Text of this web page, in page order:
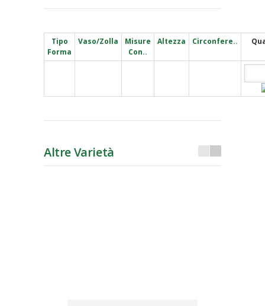
Tipo
Forma
Vaso/Zolla
Misure
Con..
Altezza Circonfere..
Altre Varietà